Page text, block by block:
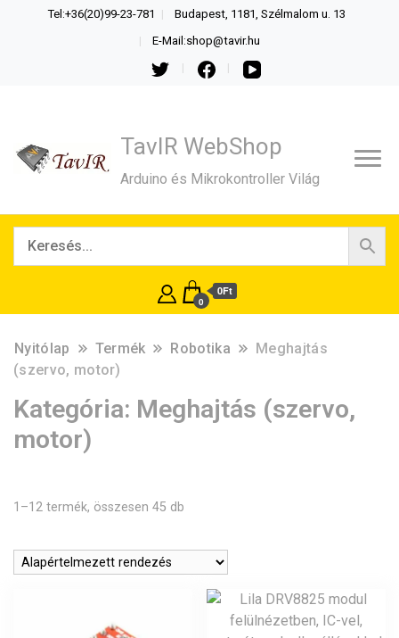
Tel:+36(20)99-23-781 Budapest, 1181, Szélmalom u. 13
E-Mail:shop@tavir.hu
TavIR WebShop
Arduino és Mikrokontroller Világ
0
0Ft
Nyitólap Termék Robotika
Meghajtás
(szervo, motor)
Kategória: Meghajtás (szervo,
motor)
1–12 termék, összesen 45 db